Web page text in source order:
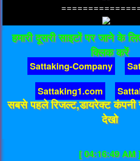
हमारी दूसरी साइटों पर जाने के
क्लिक करें
Sattaking-Company
Sattaking1.com
सबसे पहले रिजल्ट,डायरेक्ट
देखो
[ 04:16:49 AM